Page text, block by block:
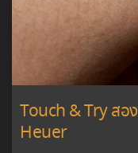
Touch & Try สอ
Heuer